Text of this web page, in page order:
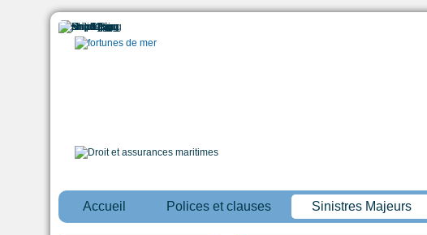
Accueil Polices et clauses Sinistres Majeurs